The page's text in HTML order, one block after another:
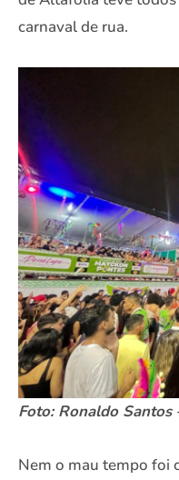
carnaval de rua.
Foto: Ronaldo Santos
Nem o mau tempo foi